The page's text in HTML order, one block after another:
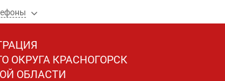
ОКРУГА КРАСНОГОРСК
ОБЛАСТИ